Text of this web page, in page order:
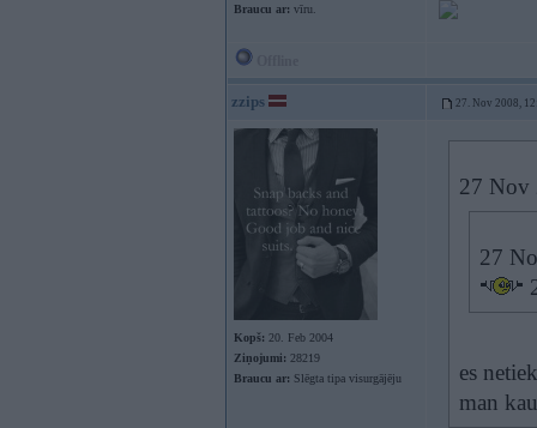
Braucu ar: vīru.
zzips 27. Nov 2008,
Kopš: 20. Feb 2004
Ziņojumi: 28219
Braucu ar: Slēgta tipa visurgājēju
27 Nov
27
es
man